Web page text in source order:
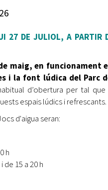
5 milions d'euros del Pla de
la seva 16a edició i dona el
27 DE JULIOL, A PARTIR
maig, en funcionament
i la font lúdica del Parc
d’obertura per tal que
espais lúdics i refrescants.
d'aigua seran:
h
de 15 a 20 h